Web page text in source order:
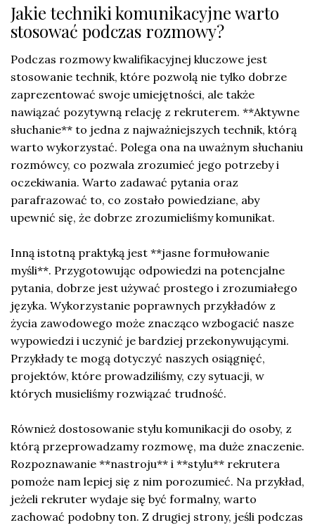
Jakie techniki komunikacyjne warto
stosować podczas rozmowy?
Podczas rozmowy kwalifikacyjnej kluczowe jest
stosowanie technik, które pozwolą nie tylko dobrze
zaprezentować swoje umiejętności, ale także
nawiązać pozytywną relację z rekruterem. **Aktywne
słuchanie** to jedna z najważniejszych technik, którą
warto wykorzystać. Polega ona na uważnym słuchaniu
rozmówcy, co pozwala zrozumieć jego potrzeby i
oczekiwania. Warto zadawać pytania oraz
parafrazować to, co zostało powiedziane, aby
upewnić się, że dobrze zrozumieliśmy komunikat.
Inną istotną praktyką jest **jasne formułowanie
myśli**. Przygotowując odpowiedzi na potencjalne
pytania, dobrze jest używać prostego i zrozumiałego
języka. Wykorzystanie poprawnych przykładów z
życia zawodowego może znacząco wzbogacić nasze
wypowiedzi i uczynić je bardziej przekonywującymi.
Przykłady te mogą dotyczyć naszych osiągnięć,
projektów, które prowadziliśmy, czy sytuacji, w
których musieliśmy rozwiązać trudność.
Również dostosowanie stylu komunikacji do osoby, z
którą przeprowadzamy rozmowę, ma duże znaczenie.
Rozpoznawanie **nastroju** i **stylu** rekrutera
pomoże nam lepiej się z nim porozumieć. Na przykład,
jeżeli rekruter wydaje się być formalny, warto
zachować podobny ton. Z drugiej strony, jeśli podczas